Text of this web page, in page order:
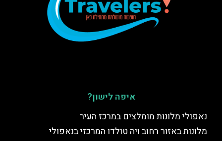
איפה לישון?
נאפולי מלונות מומלצים במרכז העיר
מלונות באזור רחוב ויה טולדו המרכזי בנאפולי